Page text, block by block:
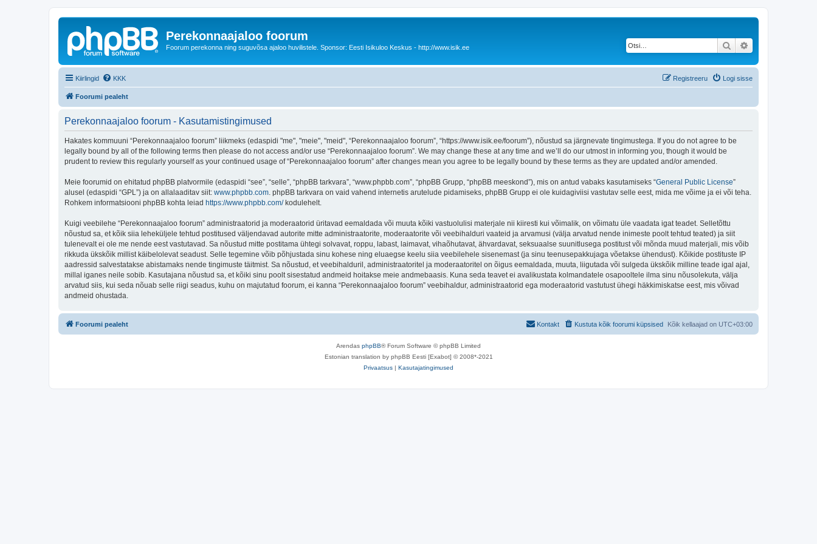
Perekonnaajaloo foorum
Foorum perekonna ning suguvõsa ajaloo huvilistele. Sponsor: Eesti Isikuloo Keskus - http://www.isik.ee Otsi
Kiirlingid KKK Logi sisse
Registreeru
Foorumi pealeht
Perekonnaajaloo foorum - Kasutamistingimused
Hakates kommuuni “Perekonnaajaloo foorum” liikmeks (edaspidi "me", "meie", "meid", “Perekonnaajaloo foorum”, “https://www.isik.ee/foorum”), nõustud sa järgnevate tingimustega. If you do not agree to be
legally bound by all of the following terms then please do not access and/or use “Perekonnaajaloo foorum”. We may change these at any time and we’ll do our utmost in informing you, though it would be
prudent to review this regularly yourself as your continued usage of “Perekonnaajaloo foorum” after changes mean you agree to be legally bound by these terms as they are updated and/or amended.
Meie foorumid on ehitatud phpBB platvormile (edaspidi “see”, “selle”, “phpBB tarkvara”, “www.phpbb.com”, “phpBB Grupp, “phpBB meeskond”), mis on antud vabaks kasutamiseks “General Public License”
alusel (edaspidi “GPL”) ja on allalaaditav siit: www.phpbb.com . phpBB tarkvara on vaid vahend internetis arutelude pidamiseks, phpBB Grupp ei ole kuidagiviisi vastutav selle eest, mida me võime ja ei või teha.
Rohkem informatsiooni phpBB kohta leiad https://www.phpbb.com/kodulehelt.
Kuigi veebilehe “Perekonnaajaloo foorum” administraatorid ja moderaatorid üritavad eemaldada või muuta kõiki vastuolulisi materjale nii kiiresti kui võimalik, on võimatu üle vaadata igat teadet. Selletõttu
nõustud sa, et kõik siia leheküljele tehtud postitused väljendavad autorite mitte administraatorite, moderaatorite või veebihalduri vaateid ja arvamusi (välja arvatud nende inimeste poolt tehtud teated) ja siit
tulenevalt ei ole me nende eest vastutavad. Sa nõustud mitte postitama ühtegi solvavat, roppu, labast, laimavat, vihaõhutavat, ähvardavat, seksuaalse suunitlusega postitust või mõnda muud materjali, mis võib
rikkuda ükskõik millist käibelolevat seadust. Selle tegemine võib põhjustada sinu kohese ning eluaegse keelu siia veebilehele sisenemast (ja sinu teenusepakkujaga võetakse ühendust). Kõikide postituste IP
aadressid salvestatakse abistamaks nende tingimuste täitmist. Sa nõustud, et veebihalduril, administraatoritel ja moderaatoritel on õigus eemaldada, muuta, liigutada või sulgeda ükskõik milline teade igal ajal,
millal iganes neile sobib. Kasutajana nõustud sa, et kõiki sinu poolt sisestatud andmeid hoitakse meie andmebaasis. Kuna seda teavet ei avalikustata kolmandatele osapooltele ilma sinu nõusolekuta, välja
arvatud siis, kui seda nõuab selle riigi seadus, kuhu on majutatud foorum, ei kanna “Perekonnaajaloo foorum” veebihaldur, administraatorid ega moderaatorid vastutust ühegi häkkimiskatse eest, mis võivad
andmeid ohustada.
Foorumi pealeht Kõik kellaajad on UTC+03:00
Kustuta kõik foorumi küpsised
Kontakt
Arendas phpBB® Forum Software © phpBB Limited
Estonian translation by phpBB Eesti [Exabot] © 2008*-2021
Privaatsus | Kasutajatingimused